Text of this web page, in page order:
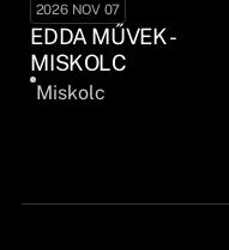
2026 NOV 07
EDDA MŰVEK -
MISKOLC
Miskolc